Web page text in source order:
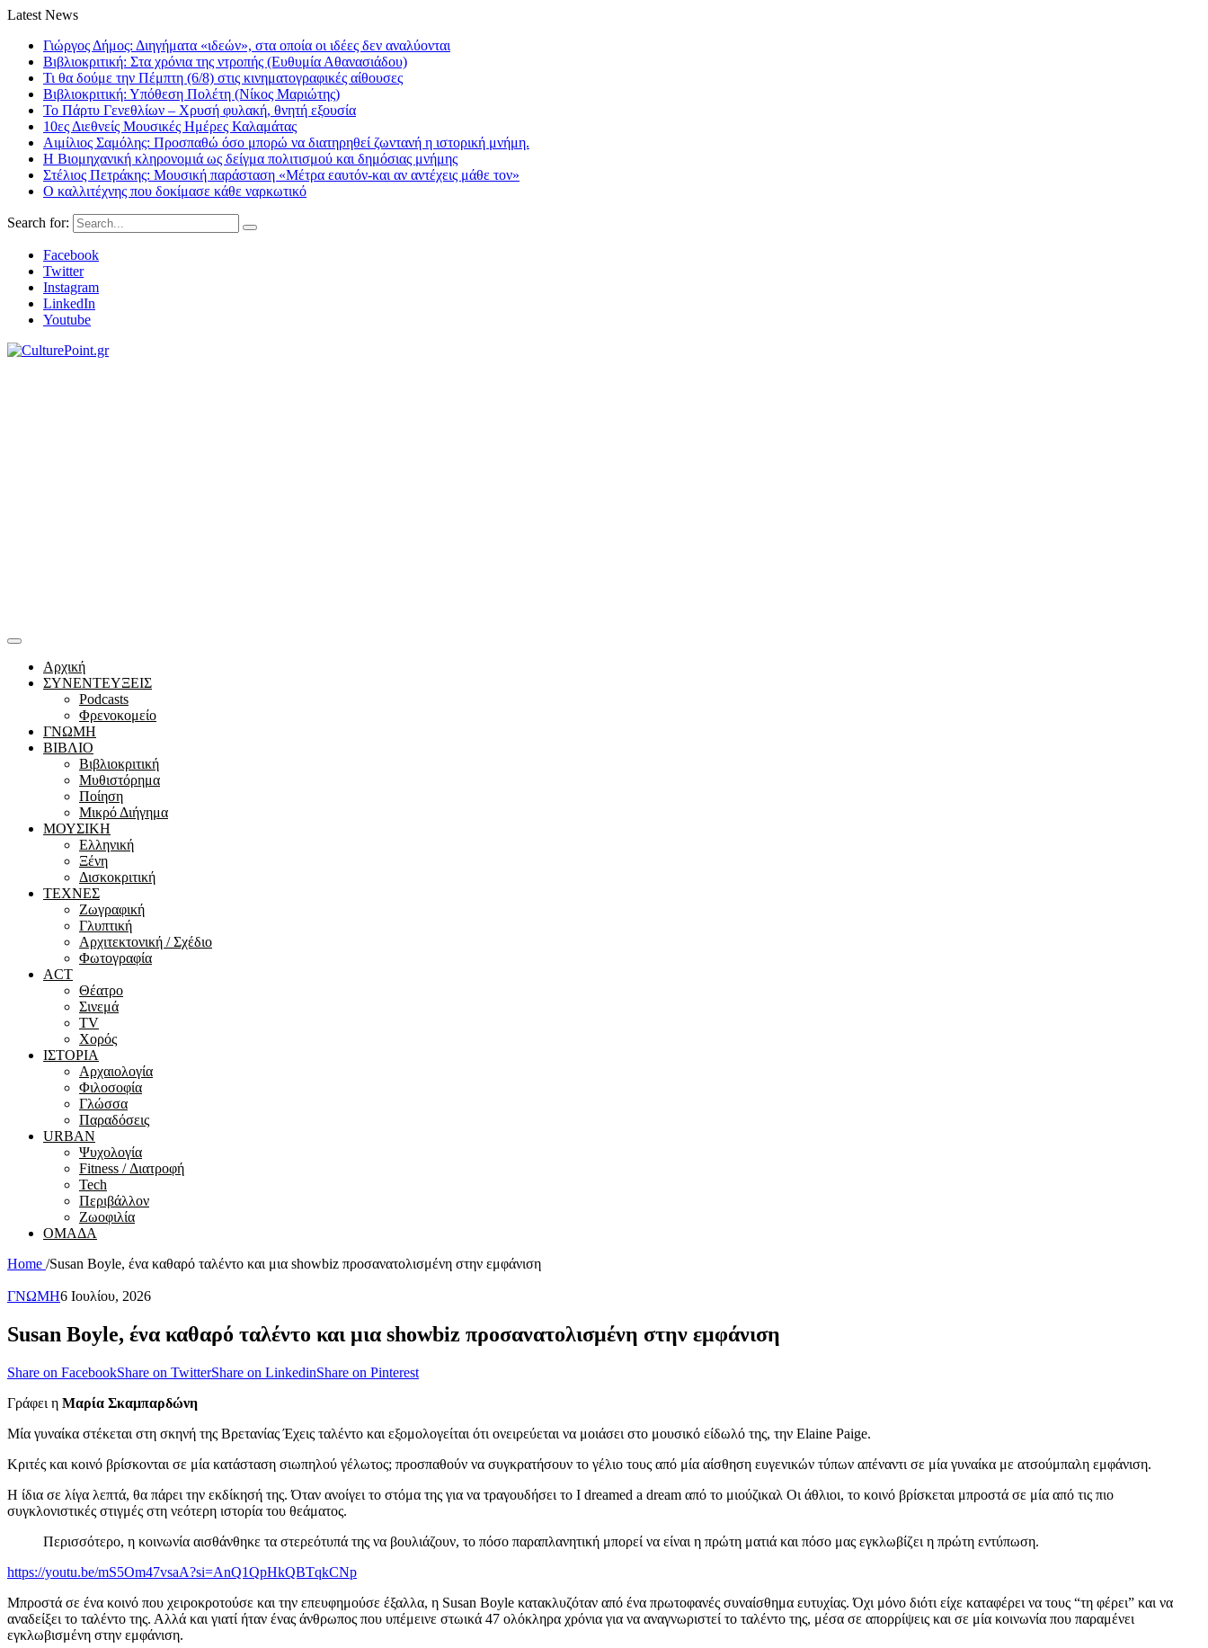
Latest News
Γιώργος Δήμος: Διηγήματα «ιδεών», στα οποία οι ιδέες δεν αναλύονται
Βιβλιοκριτική: Στα χρόνια της ντροπής (Ευθυμία Αθανασιάδου)
Τι θα δούμε την Πέμπτη (6/8) στις κινηματογραφικές αίθουσες
Βιβλιοκριτική: Υπόθεση Πολέτη (Νίκος Μαριώτης)
Το Πάρτυ Γενεθλίων – Χρυσή φυλακή, θνητή εξουσία
10ες Διεθνείς Μουσικές Ημέρες Καλαμάτας
Αιμίλιος Σαμόλης: Προσπαθώ όσο μπορώ να διατηρηθεί ζωντανή η ιστορική μνήμη.
Η Βιομηχανική κληρονομιά ως δείγμα πολιτισμού και δημόσιας μνήμης
Στέλιος Πετράκης: Μουσική παράσταση «Μέτρα εαυτόν-και αν αντέχεις μάθε τον»
Ο καλλιτέχνης που δοκίμασε κάθε ναρκωτικό
Search for:
Facebook
Twitter
Instagram
LinkedIn
Youtube
Αρχική
ΣΥΝΕΝΤΕΥΞΕΙΣ
Podcasts
Φρενοκομείο
ΓΝΩΜΗ
ΒΙΒΛΙΟ
Βιβλιοκριτική
Μυθιστόρημα
Ποίηση
Μικρό Διήγημα
ΜΟΥΣΙΚΗ
Ελληνική
Ξένη
Δισκοκριτική
ΤΕΧΝΕΣ
Ζωγραφική
Γλυπτική
Αρχιτεκτονική / Σχέδιο
Φωτογραφία
ACT
Θέατρο
Σινεμά
ΤV
Χορός
ΙΣΤΟΡΙΑ
Αρχαιολογία
Φιλοσοφία
Γλώσσα
Παραδόσεις
URBAN
Ψυχολογία
Fitness / Διατροφή
Tech
Περιβάλλον
Ζωοφιλία
ΟΜΑΔΑ
Home /Susan Boyle, ένα καθαρό ταλέντο και μια showbiz προσανατολισμένη στην εμφάνιση
ΓΝΩΜΗ6 Ιουλίου, 2026
Susan Boyle, ένα καθαρό ταλέντο και μια showbiz προσανατολισμένη στην εμφάνιση
Share on FacebookShare on TwitterShare on LinkedinShare on Pinterest
Γράφει η Μαρία Σκαμπαρδώνη
Μία γυναίκα στέκεται στη σκηνή της Βρετανίας Έχεις ταλέντο και εξομολογείται ότι ονειρεύεται να μοιάσει στο μουσικό είδωλό της, την Elaine Paige.
Κριτές και κοινό βρίσκονται σε μία κατάσταση σιωπηλού γέλωτος; προσπαθούν να συγκρατήσουν το γέλιο τους από μία αίσθηση ευγενικών τύπων απέναντι σε μία γυναίκα με ατσούμπαλη εμφάνιση.
Η ίδια σε λίγα λεπτά, θα πάρει την εκδίκησή της. Όταν ανοίγει το στόμα της για να τραγουδήσει το I dreamed a dream από το μιούζικαλ Οι άθλιοι, το κοινό βρίσκεται μπροστά σε μία από τις πιο
συγκλονιστικές στιγμές στη νεότερη ιστορία του θεάματος.
Περισσότερο, η κοινωνία αισθάνθηκε τα στερεότυπά της να βουλιάζουν, το πόσο παραπλανητική μπορεί να είναι η πρώτη ματιά και πόσο μας εγκλωβίζει η πρώτη εντύπωση.
https://youtu.be/mS5Om47vsaA?si=AnQ1QpHkQBTqkCNp
Μπροστά σε ένα κοινό που χειροκροτούσε και την επευφημούσε έξαλλα, η Susan Boyle κατακλυζόταν από ένα πρωτοφανές συναίσθημα ευτυχίας. Όχι μόνο διότι είχε καταφέρει να τους “τη φέρει” και να
αναδείξει το ταλέντο της. Αλλά και γιατί ήταν ένας άνθρωπος που υπέμεινε στωικά 47 ολόκληρα χρόνια για να αναγνωριστεί το ταλέντο της, μέσα σε απορρίψεις και σε μία κοινωνία που παραμένει
εγκλωβισμένη στην εμφάνιση.